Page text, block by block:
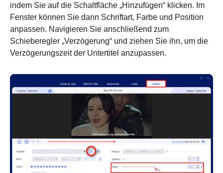
Schritt 1.
indem Sie auf die Schaltfläche „Hinzufügen“ klicken. Im
Fenster können Sie dann Schriftart, Farbe und Position
anpassen. Navigieren Sie anschließend zum
Schieberegler „Verzögerung“ und ziehen Sie ihn, um die
Verzögerungszeit der Untertitel anzupassen.